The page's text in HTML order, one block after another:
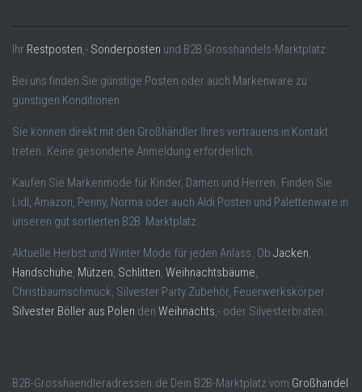
Ihr Restposten,- Sonderposten und B2B Grosshandels-Marktplatz.
Bei uns finden Sie günstige Posten oder auch Markenware zu
günstigen Konditionen.
Sie können direkt mit den Großhändler Ihres vertrauens in Kontakt
treten. Keine gesonderte Anmeldung erforderlich.
Kaufen Sie Markenmode für Kinder, Damen und Herren. Finden Sie
Lidl, Amazon, Penny, Norma oder auch Aldi Posten und Palettenware in
unseren gut sortierten B2B Marktplatz.
Aktuelle Herbst und Winter Mode für jeden Anlass. Ob Jacken,
Handschuhe, Mützen, Schlitten, Weihnachtsbäume,
Christbaumschmuck, Silvester Party Zubehör, Feuerwerkskörper
Silvester Böller aus Polen den Weihnachts,- oder Silvesterbraten.
B2B-Grosshaendleradressen.de Dein B2B-Marktplatz vom Großhandel